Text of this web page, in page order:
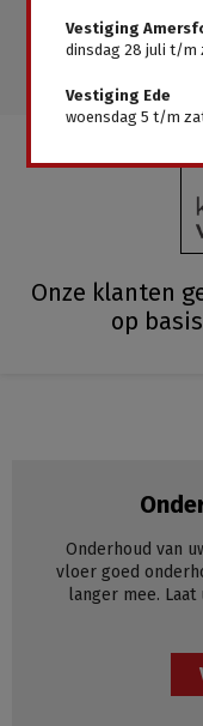
Alle vloeren
Onze klanten
op
Onderhoud van
vloer goed
langer mee.
Vestiging
dinsdag 28 juli t/m
Vestiging Ede
woensdag 5 t/m